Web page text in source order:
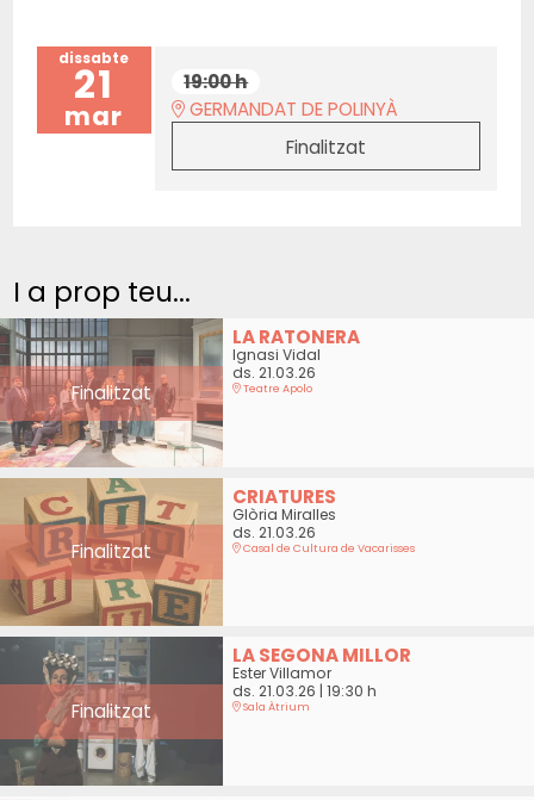
dissabte
21
mar
19:00 h
GERMANDAT DE POLINYÀ
Finalitzat
I a prop teu...
Finalitzat
LA RATONERA
Ignasi Vidal
ds. 21.03.26
Teatre Apolo
Finalitzat
CRIATURES
Glòria Miralles
ds. 21.03.26
Casal de Cultura de Vacarisses
Finalitzat
LA SEGONA MILLOR
Ester Villamor
ds. 21.03.26 | 19:30 h
Sala Àtrium